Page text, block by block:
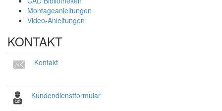
Montageanleitungen
Video-Anleitungen
KONTAKT
Kontakt
Kundendienstformular